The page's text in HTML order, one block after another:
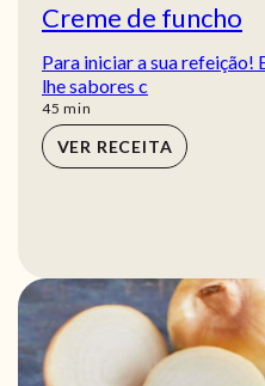
Creme de funcho
Para iniciar a sua
lhe sabores c
45 min
min
VER RECEITA